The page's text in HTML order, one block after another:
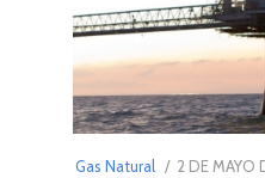
Gas Natural
POSTED
2 DE MAYO